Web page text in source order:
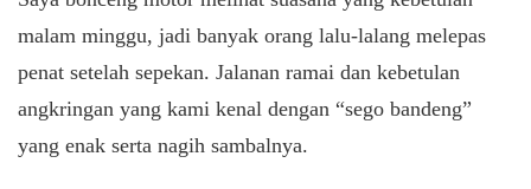
malam minggu, jadi banyak orang lalu-lalang melepas
penat setelah sepekan. Jalanan ramai dan kebetulan
angkringan yang kami kenal dengan “sego bandeng”
yang enak serta nagih sambalnya.